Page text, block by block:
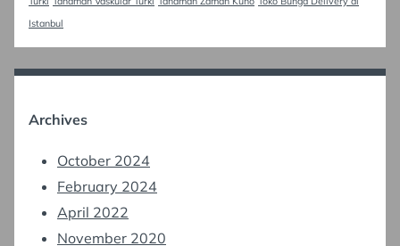
Istanbul
Archives
October 2024
February 2024
April 2022
November 2020